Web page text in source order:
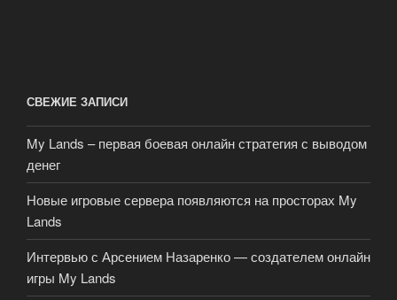
СВЕЖИЕ ЗАПИСИ
My Lands – первая боевая онлайн стратегия с выводом
денег
Новые игровые сервера появляются на просторах My
Lands
Интервью с Арсением Назаренко — создателем онлайн
игры My Lands